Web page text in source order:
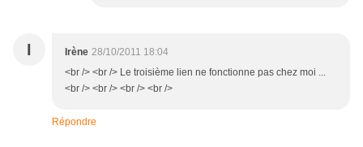
I Irène 28/10/2011 18:04
<br /> <br /> Le troisième lien ne fonctionne pas chez moi ...
<br /> <br /> <br /> <br />
Répondre